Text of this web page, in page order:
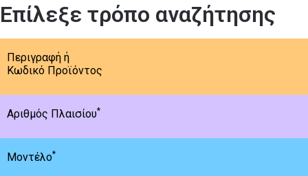
Επίλεξε τρόπο αναζήτησης
Περιγραφή ή
Κωδικό Προϊόντος
Αριθμός Πλαισίου*
Μοντέλο*